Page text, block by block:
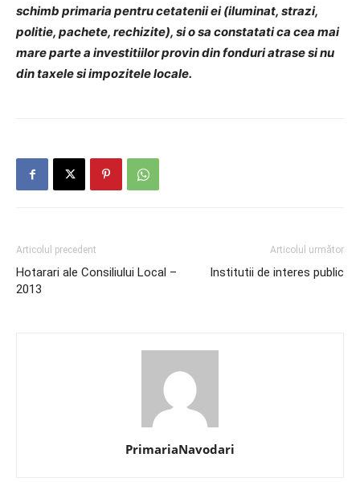
schimb primaria pentru cetatenii ei (iluminat, strazi,
politie, pachete, rechizite), si o sa constatati ca cea mai
mare parte a investitiilor provin din fonduri atrase si nu
din taxele si impozitele locale.
Articolul precedent
Hotarari ale Consiliului Local –
2013
Articolul următor
Institutii de interes public
PrimariaNavodari